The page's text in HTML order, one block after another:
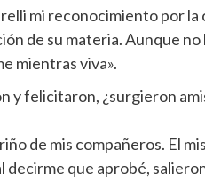
mi reconocimiento por
de su materia. Aunque no
mientras viva».
y felicitaron, ¿surgieron
de mis compañeros. El
que aprobé,